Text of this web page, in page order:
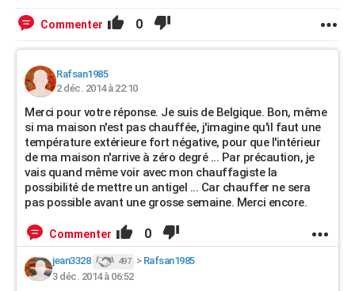
Commenter 0
Rafsan1985
2 déc. 2014 à 22:10
Merci pour votre réponse. Je suis de Belgique. Bon, même
si ma maison n'est pas chauffée, j'imagine qu'il faut une
température extérieure fort négative, pour que l'intérieur
de ma maison n'arrive à zéro degré ... Par précaution, je
vais quand même voir avec mon chauffagiste la
possibilité de mettre un antigel ... Car chauffer ne sera
pas possible avant une grosse semaine. Merci encore.
Commenter 0
jean3328 497 > Rafsan1985
3 déc. 2014 à 06:52